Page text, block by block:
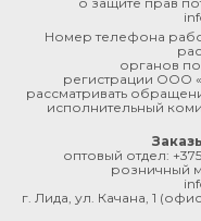
Номер телефона
органов
регистрации ООО
рассматривать
исполнительный
оптовый отдел:
розничный
г. Лида, ул. Качана, 1